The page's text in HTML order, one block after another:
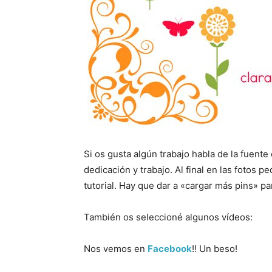
Si os gusta algún trabajo habla de la
dedicación y trabajo. Al final en las fotos
tutorial. Hay que dar a «cargar más pins»
También os seleccioné algunos vídeos:
Nos vemos en Facebook!! Un beso!